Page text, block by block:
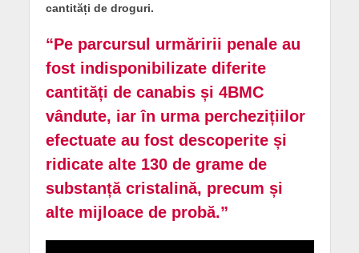
cantități de droguri.
“Pe parcursul urmăririi penale au
fost indisponibilizate diferite
cantități de canabis și 4BMC
vândute, iar în urma perchezițiilor
efectuate au fost descoperite și
ridicate alte 130 de grame de
substanță cristalină, precum și
alte mijloace de probă.”